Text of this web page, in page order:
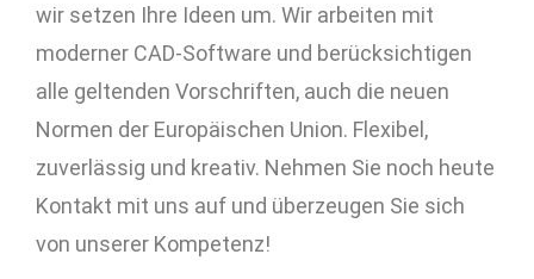
wir setzen Ihre Ideen um. Wir arbeiten mit
moderner CAD-Software und berücksichtigen
alle geltenden Vorschriften, auch die neuen
Normen der Europäischen Union. Flexibel,
zuverlässig und kreativ. Nehmen Sie noch heute
Kontakt mit uns auf und überzeugen Sie sich
von unserer Kompetenz!